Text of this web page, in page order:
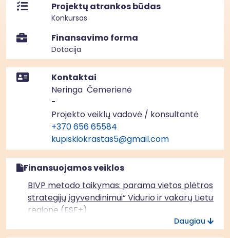
Projektų atrankos būdas
Konkursas
Finansavimo forma
Dotacija
Kontaktai
Neringa Čemerienė
-
Projekto veiklų vadovė / konsultantė
+370 656 65584
kupiskiokrastas5@gmail.com
Finansuojamos veiklos
BIVP metodo taikymas: parama vietos plėtros
strategijų įgyvendinimui“ Vidurio ir vakarų Lietuvos
regione (ESF+)
Daugiau